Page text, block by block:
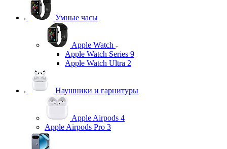
Умные часы
Apple Watch
Apple Watch Series 9
Apple Watch Ultra 2
Наушники и гарнитуры
Apple Airpods 4
Apple Airpods Pro 3